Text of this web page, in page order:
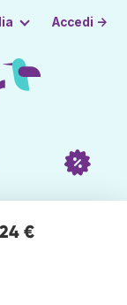
Accedi →
€